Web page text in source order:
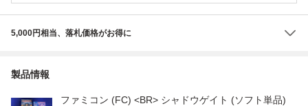
5,000円相当、落札価格がお得に
製品情報
ファミコン (FC) <BR> シャドウゲイト (ソフト単品)